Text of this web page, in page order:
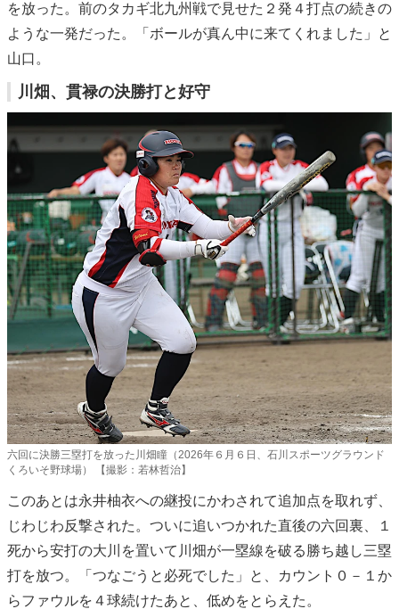
を放った。前のタカギ北九州戦で見せた２発４打点の続きの
ような一発だった。「ボールが真ん中に来てくれました」と
山口。
川畑、貫禄の決勝打と好守
六回に決勝三塁打を放った川畑瞳（2026年６月６日、石川スポーツグラウンド
くろいそ野球場） 【撮影：若林哲治】
このあとは永井柚衣への継投にかわされて追加点を取れず、
じわじわ反撃された。ついに追いつかれた直後の六回裏、１
死から安打の大川を置いて川畑が一塁線を破る勝ち越し三塁
打を放つ。「つなごうと必死でした」と、カウント０－１か
らファウルを４球続けたあと、低めをとらえた。